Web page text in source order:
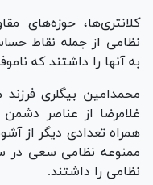
کلانتری‌ها، حوزه‌های
نظامی از جمله نقاط
به آنها را داشتند که
محمدامین بیگلری
همراه تعدادی دیگر از
ممنوعه نظامی سعی در
نظامی را داشتند.